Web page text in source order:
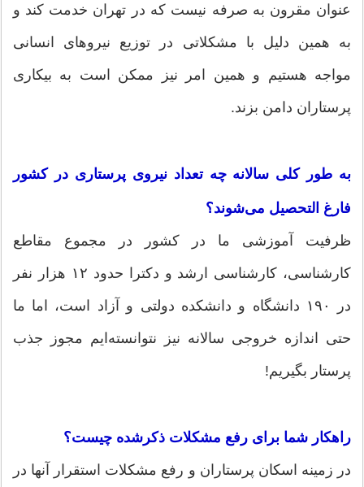
عنوان مقرون به صرفه نیست که در تهران خدمت کند و
به همین دلیل با مشکلاتی در توزیع نیرو‌های انسانی
مواجه هستیم و همین امر نیز ممکن است به بیکاری
پرستاران دامن بزند.
به طور کلی سالانه چه تعداد نیروی پرستاری در کشور
فارغ التحصیل می‌شوند؟
ظرفیت آموزشی ما در کشور در مجموع مقاطع
کارشناسی، کارشناسی ارشد و دکترا حدود ۱۲ هزار نفر
در ۱۹۰ دانشگاه و دانشکده دولتی و آزاد است، اما ما
حتی اندازه خروجی سالانه نیز نتوانسته‌ایم مجوز جذب
پرستار بگیریم!
راهکار شما برای رفع مشکلات ذکرشده چیست؟
در زمینه اسکان پرستاران و رفع مشکلات استقرار آنها در